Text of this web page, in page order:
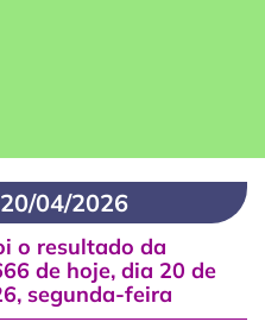
04/2026
o resultado da
de hoje, dia 20 de
segunda-feira